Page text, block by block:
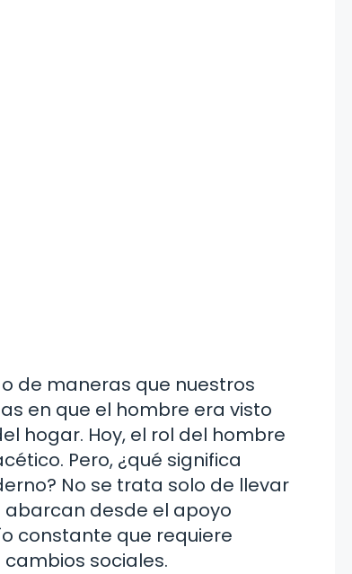
de maneras que nuestros
en que el hombre era visto
hogar. Hoy, el rol del hombre
Pero, ¿qué significa
No se trata solo de llevar
desde el apoyo
constante que requiere
sociales.